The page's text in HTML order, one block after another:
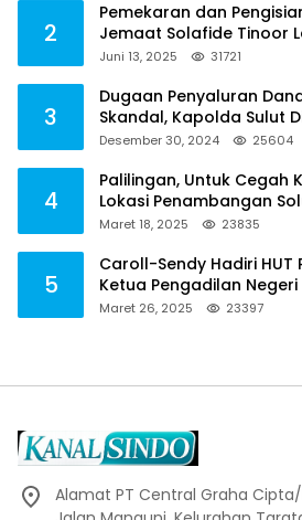
2
Pemekaran dan
Jemaat Solafide Tinoor
2021, Toreh : Ini
Juni 13, 2025 31721
3
Dugaan Penyaluran
Skandal, Kapolda Sulut
ini
Desember 30, 2024 25604
4
Palilingan, Untuk Cegah
Lokasi Penambangan
Maret 18, 2025 23835
5
Caroll-Sendy Hadiri HUT
Ketua Pengadilan
Maret 26, 2025 23397
Alamat PT Central Graha